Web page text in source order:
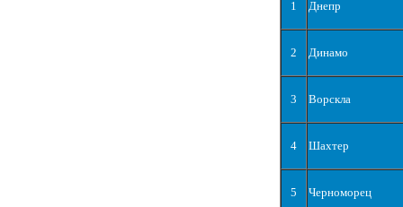
1 Днепр
2 Динамо
3 Ворскла
4 Шахтер
5 Черноморец